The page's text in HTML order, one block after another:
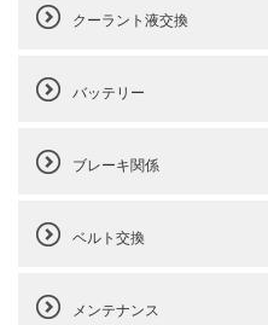
クーラント液交換
バッテリー
ブレーキ関係
ベルト交換
メンテナンス